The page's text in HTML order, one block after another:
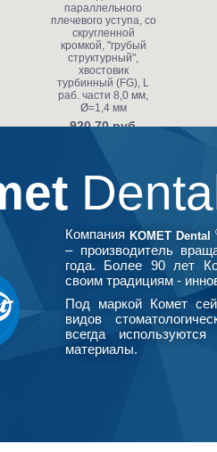
параллельного
плечевого уступа, со
скругленной
кромкой, "грубый
структурный",
хвостовик
турбинный (FG), L
раб. части 8,0 мм,
Ø=1,4 мм
920.70 руб.
Компания KOMET Dental
– производитель
года. Более 90 лет
своим традициям -
Под маркой Комет
видов
всегда используются
материалы.